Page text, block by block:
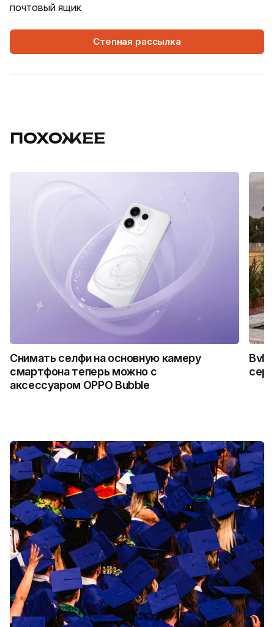
почтовый ящик
Степная рассылка
ПОХОЖЕЕ
Снимать селфи на основную камеру
смартфона теперь можно с
аксессуаром OPPO Bubble